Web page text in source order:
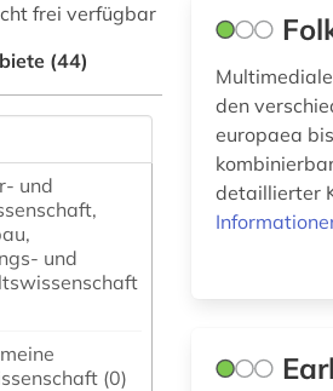
frei verfügbar
(44)
und
und
(0)
den
europaea
detaillierter